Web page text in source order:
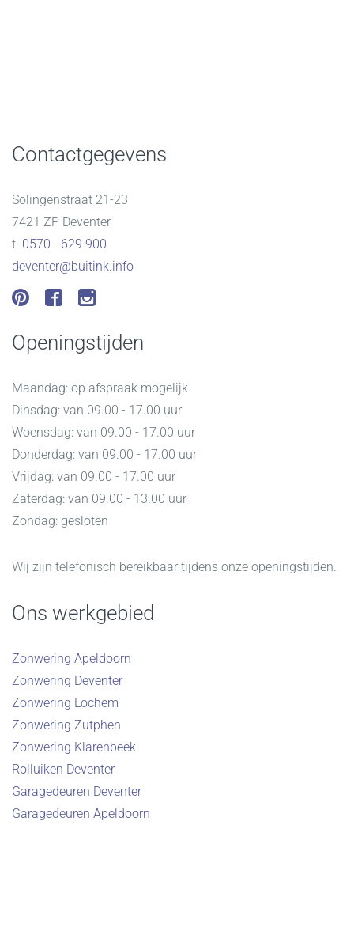
Contactgegevens
Solingenstraat 21-23
7421 ZP Deventer
t. 0570 - 629 900
deventer@buitink.info
Openingstijden
Maandag: op afspraak mogelijk
Dinsdag: van 09.00 - 17.00 uur
Woensdag: van 09.00 - 17.00 uur
Donderdag: van 09.00 - 17.00 uur
Vrijdag: van 09.00 - 17.00 uur
Zaterdag: van 09.00 - 13.00 uur
Zondag: gesloten
Wij zijn telefonisch bereikbaar tijdens onze openingstijden.
Ons werkgebied
Zonwering Apeldoorn
Zonwering Deventer
Zonwering Lochem
Zonwering Zutphen
Zonwering Klarenbeek
Rolluiken Deventer
Garagedeuren Deventer
Garagedeuren Apeldoorn